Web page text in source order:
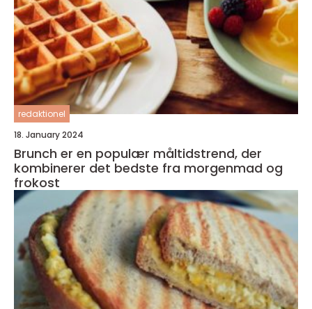
redaktionel
18. January 2024
Brunch er en populær måltidstrend, der
kombinerer det bedste fra morgenmad og
frokost